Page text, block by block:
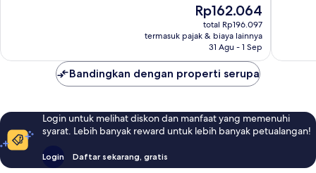
Harga
sekarang
Rp162.064
Rp162.064
total Rp196.097
termasuk pajak & biaya lainnya
31 Agu - 1 Sep
Bandingkan dengan properti serupa
Login untuk melihat diskon dan manfaat yang memenuhi
syarat. Lebih banyak reward untuk lebih banyak petualangan!
Login Daftar sekarang, gratis